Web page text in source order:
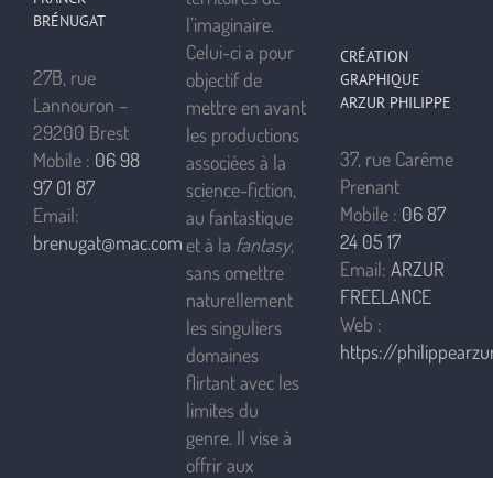
BRÉNUGAT
27B, rue
Lannouron –
29200 Brest
Mobile : 06 98
97 01 87
Email:
brenugat@mac.com
l’imaginaire.
Celui-ci a pour
objectif de
mettre en avant
les productions
associées à la
science-fiction,
au fantastique
et à la fantasy,
sans omettre
naturellement
les singuliers
domaines
flirtant avec les
limites du
genre. Il vise à
offrir aux
CRÉATION
GRAPHIQUE
ARZUR PHILIPPE
37, rue Carême
Prenant
Mobile : 06 87
24 05 17
Email: ARZUR
FREELANCE
Web :
https://